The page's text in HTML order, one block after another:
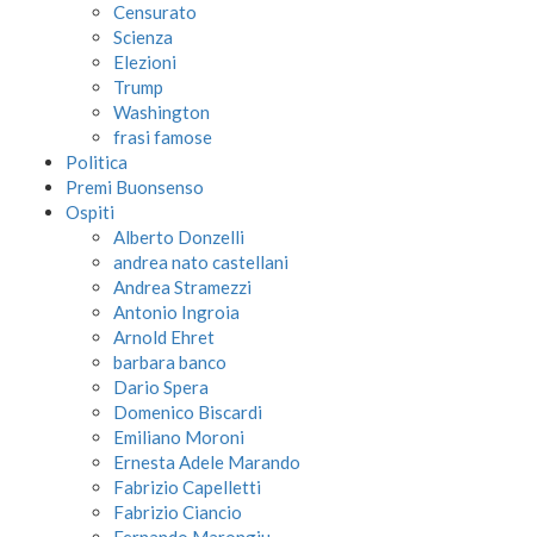
Censurato
Scienza
Elezioni
Trump
Washington
frasi famose
Politica
Premi Buonsenso
Ospiti
Alberto Donzelli
andrea nato castellani
Andrea Stramezzi
Antonio Ingroia
Arnold Ehret
barbara banco
Dario Spera
Domenico Biscardi
Emiliano Moroni
Ernesta Adele Marando
Fabrizio Capelletti
Fabrizio Ciancio